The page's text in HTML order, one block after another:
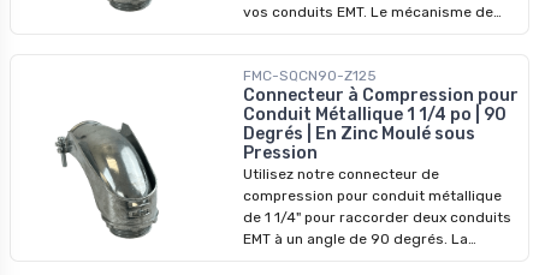
vos conduits EMT. Le mécanisme de
garantir un réseau de câblage sûr.
FMC-SQCN90-Z125
Connecteur à Compression pour
Conduit Métallique 1 1/4 po | 90
Degrés | En Zinc Moulé sous
Pression
Utilisez notre connecteur de
compression pour conduit métallique
de 1 1/4" pour raccorder deux conduits
EMT à un angle de 90 degrés. La